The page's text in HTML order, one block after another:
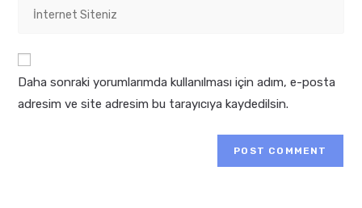
comment
address
comment
URL
(optional)
Daha sonraki yorumlarımda kullanılması için adım, e-posta
adresim ve site adresim bu tarayıcıya kaydedilsin.